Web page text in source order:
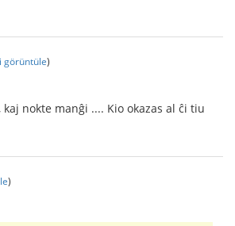
görüntüle)
nokte manĝi .... Kio okazas al ĉi tiu
)